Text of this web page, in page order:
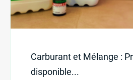
Carburant et Mélange :
disponible...